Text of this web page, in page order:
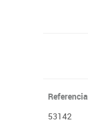
Referencia
53142